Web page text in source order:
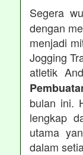
Segera
dengan
menjadi
Jogging
atletik
bulan ini.
lengkap
utama
dalam